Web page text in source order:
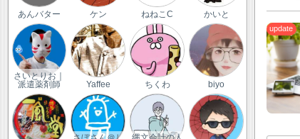
あんバター ケン ねねこC かいと
さいとりお｜
派遣薬剤師
Yaffee ちくわ biyo